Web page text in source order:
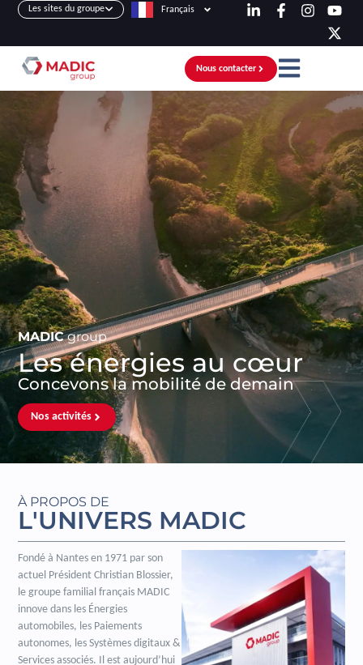
Les sites du groupe Français
Nous contacter
MADIC group
Les énergies au cœur
Concevons la mobilité de demain
Nos activités
À PROPOS DE
L'UNIVERS MADIC
Fondé à Nantes en 1971 par son
actuel Président Christian Blossier,
le groupe familial français MADIC
innove dans les Énergies
automobiles, les Paiements
autonomes, les Systèmes digitaux &
Services associés. Il est aujourd’hui